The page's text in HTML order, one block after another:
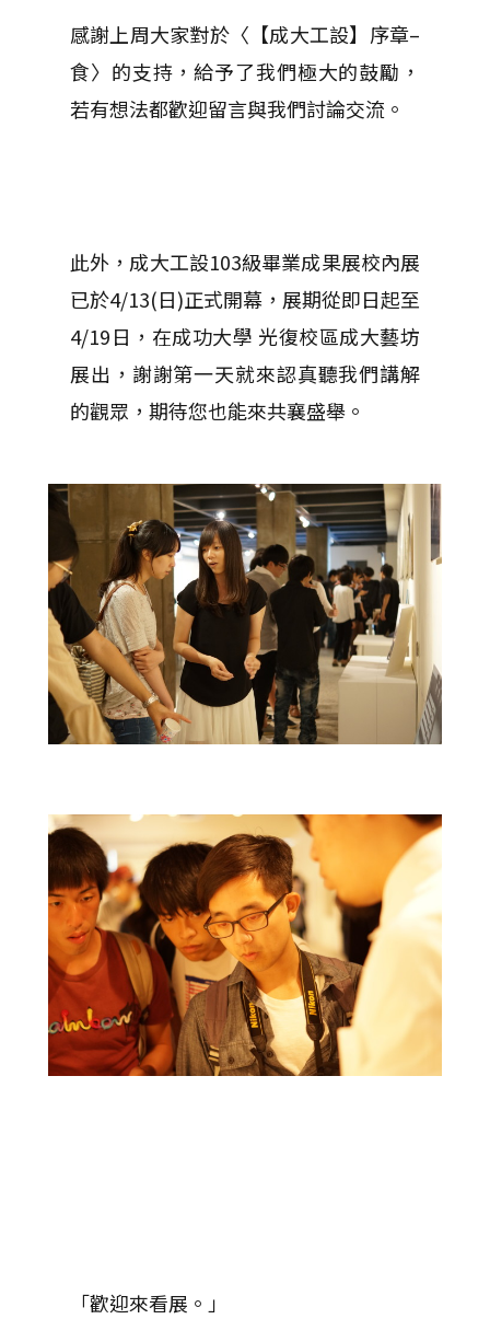
感謝上周大家對於〈【成大工設】序章–
食〉的支持，給予了我們極大的鼓勵，
若有想法都歡迎留言與我們討論交流。
此外，成大工設103級畢業成果展校內展
已於4/13(日)正式開幕，展期從即日起至
4/19日，在成功大學 光復校區成大藝坊
展出，謝謝第一天就來認真聽我們講解
的觀眾，期待您也能來共襄盛舉。
「歡迎來看展。」